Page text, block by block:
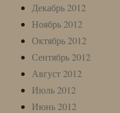
Декабрь 2012
Ноябрь 2012
Октябрь 2012
Сентябрь 2012
Август 2012
Июль 2012
Июнь 2012